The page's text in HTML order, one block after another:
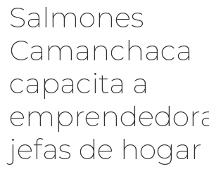
Salmones
Camanchaca
capacita a
jefas de hogar